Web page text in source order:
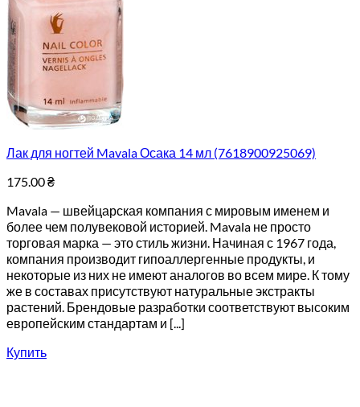
Лак для ногтей Mavala Осака 14 мл (7618900925069)
175.00₴
Mavala — швейцарская компания с мировым именем и
более чем полувековой историей. Mavala не просто
торговая марка — это стиль жизни. Начиная с 1967 года,
компания производит гипоаллергенные продукты, и
некоторые из них не имеют аналогов во всем мире. К тому
же в составах присутствуют натуральные экстракты
растений. Брендовые разработки соответствуют высоким
европейским стандартам и [...]
Купить